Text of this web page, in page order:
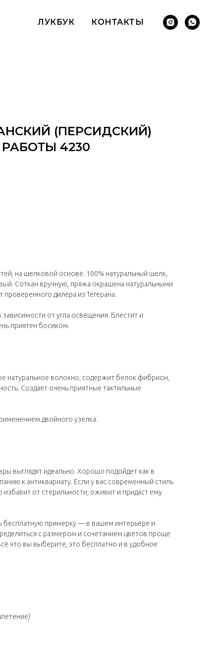
ЛУКБУК КОНТАКТЫ
(ПЕРСИДСКИЙ)
4230
на шелковой основе. 100% натуральный шелк,
Соткан вручную, пряжа окрашена натуральными
дилера из Тегерана.
от угла освещения. Блестит и
приятен босиком.
натуральное волокно, содержит белок фибрион,
Создаёт очень приятные тактильные
двойного узелка.
выглядят идеально. Хорошо подойдет как в
к антиквариату. Если у вас современный стиль
от стерильности, оживит и придаст ему
бесплатную примерку — в вашем интерьере и
с размером и сочетанием цветов проще
что вы выберите, это бесплатно и в удобное